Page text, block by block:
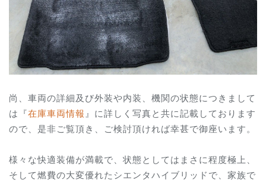
尚、車両の詳細及び外装や内装、機関の状態につきまして
は『在庫車両情報 』に詳しく写真と共に記載しております
ので、是非ご覧頂き、ご検討頂ければ幸甚で御座います。
様々な快適装備が満載で、状態としてはまさに程度極上、
そして燃費の大変優れたシエンタハイブリッドで、家族で